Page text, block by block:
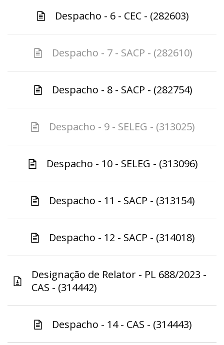
Despacho - 6 - CEC - (282603)
Despacho - 7 - SACP - (282610)
Despacho - 8 - SACP - (282754)
Despacho - 9 - SELEG - (313025)
Despacho - 10 - SELEG - (313096)
Despacho - 11 - SACP - (313154)
Despacho - 12 - SACP - (314018)
Designação de Relator - PL 688/2023 -
CAS - (314442)
Despacho - 14 - CAS - (314443)